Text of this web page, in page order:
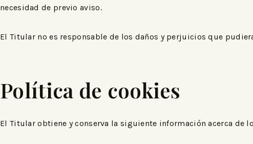
necesidad de previo aviso.
El Titular no es responsable de los daños y perjuicios que
Política de cookies
El Titular obtiene y conserva la siguiente información acerca de